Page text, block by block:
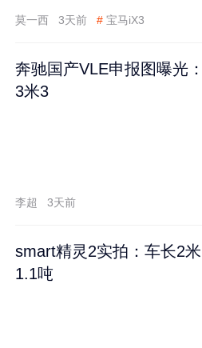
莫一西 3天前 # 宝马iX3
奔驰国产VLE申报图曝光
3米3
李超 3天前
smart精灵2实拍：车长2
1.1吨